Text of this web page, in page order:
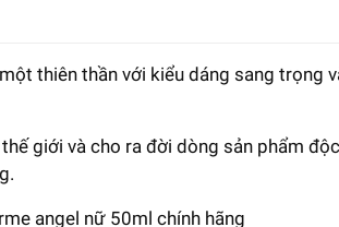
thiên thần với kiểu dáng sang trọng
giới và cho ra đời dòng sản phẩm